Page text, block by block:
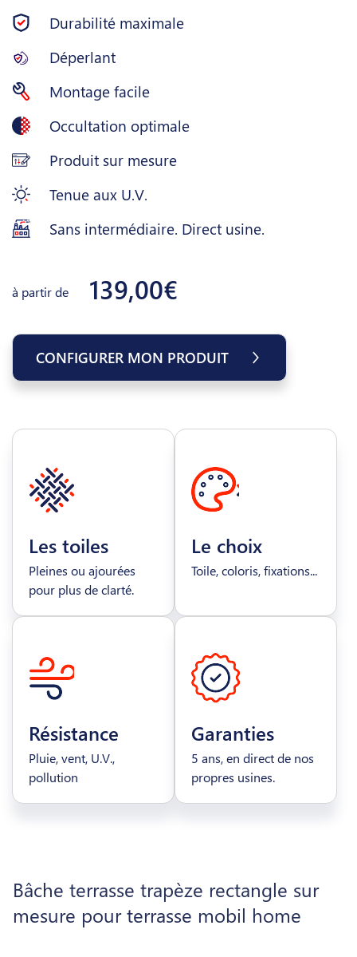
Durabilité maximale
Déperlant
Montage facile
Occultation optimale
Produit sur mesure
Tenue aux U.V.
Sans intermédiaire. Direct usine.
à partir de 139,00€
CONFIGURER MON PRODUIT
Les toiles
Pleines ou ajourées
pour plus de clarté.
Le choix
Toile, coloris, fixations...
Résistance
Pluie, vent, U.V.,
pollution
Garanties
5 ans, en direct de nos
propres usines.
Bâche terrasse trapèze rectangle sur
mesure pour terrasse mobil home